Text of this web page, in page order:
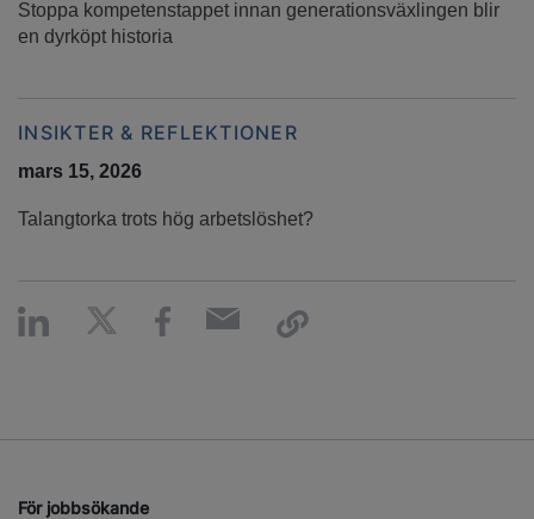
Stoppa kompetenstappet innan generationsväxlingen blir
en dyrköpt historia
INSIKTER & REFLEKTIONER
mars 15, 2026
Talangtorka trots hög arbetslöshet?
För jobbsökande